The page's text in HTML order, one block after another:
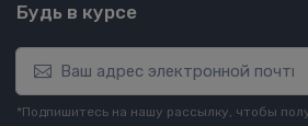
Будь в курсе
*Подпишитесь на нашу рассылку, чтобы